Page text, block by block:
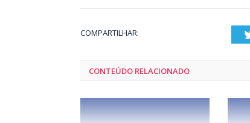
COMPARTILHAR:
CONTEÚDO RELACIONADO